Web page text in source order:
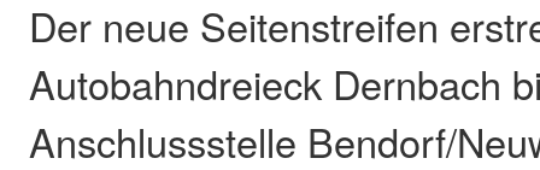
Der neue Seitenstreifen
Autobahndreieck Dernbach
Anschlussstelle Bendorf/